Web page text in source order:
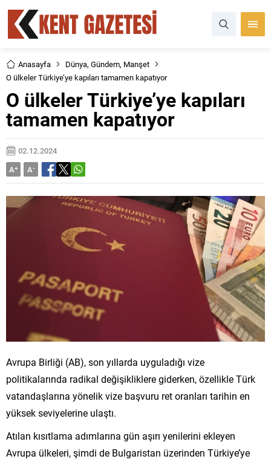
Anasayfa Dünya, Gündem, Manşet
O ülkeler Türkiye’ye kapıları tamamen kapatıyor
O ülkeler Türkiye’ye kapıları
tamamen kapatıyor
02.12.2024
A+ A-
Avrupa Birliği (AB), son yıllarda uyguladığı vize
politikalarında radikal değişikliklere giderken, özellikle Türk
vatandaşlarına yönelik vize başvuru ret oranları tarihin en
yüksek seviyelerine ulaştı.
Atılan kısıtlama adımlarına gün aşırı yenilerini ekleyen
Avrupa ülkeleri, şimdi de Bulgaristan üzerinden Türkiye’ye